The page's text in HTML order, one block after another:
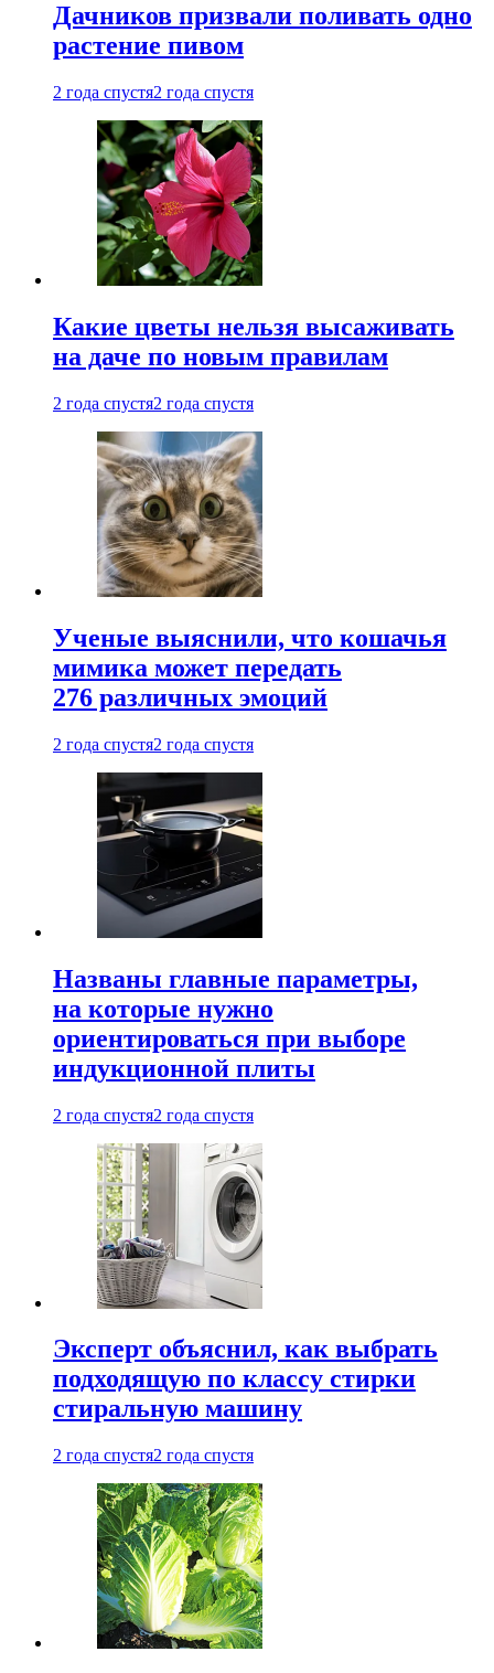
Дачников призвали поливать одно
растение пивом
2 года спустя2 года спустя
Какие цветы нельзя высаживать
на даче по новым правилам
2 года спустя2 года спустя
Ученые выяснили, что кошачья
мимика может передать
276 различных эмоций
2 года спустя2 года спустя
Названы главные параметры,
на которые нужно
ориентироваться при выборе
индукционной плиты
2 года спустя2 года спустя
Эксперт объяснил, как выбрать
подходящую по классу стирки
стиральную машину
2 года спустя2 года спустя